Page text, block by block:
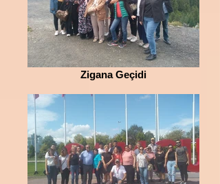
Zigana Geçidi